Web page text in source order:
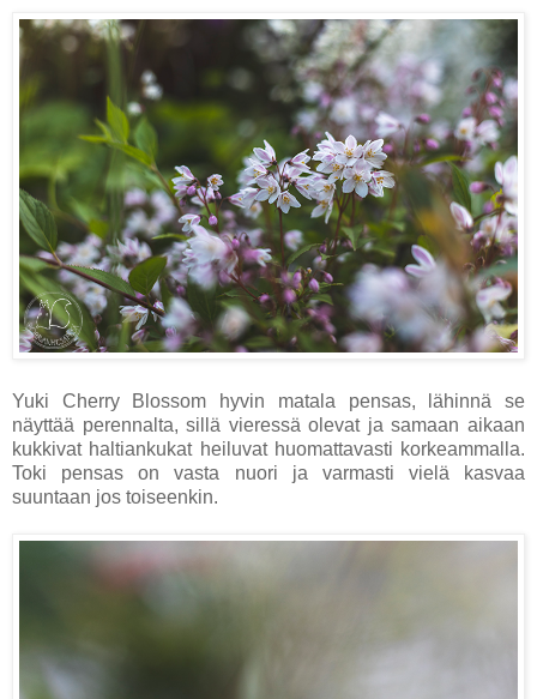
Yuki Cherry Blossom hyvin matala pensas, lähinnä se
näyttää perennalta, sillä vieressä olevat ja samaan aikaan
kukkivat haltiankukat heiluvat huomattavasti korkeammalla.
Toki pensas on vasta nuori ja varmasti vielä kasvaa
suuntaan jos toiseenkin.